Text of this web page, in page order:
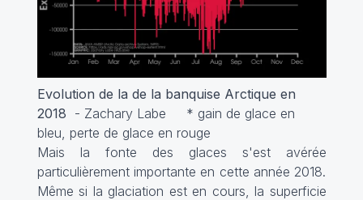
Evolution de la de la banquise Arctique en
2018 - Zachary Labe * gain de glace en
bleu, perte de glace en rouge
Mais la fonte des glaces s'est avérée
particulièrement importante en cette année 2018.
Même si la glaciation est en cours, la superficie